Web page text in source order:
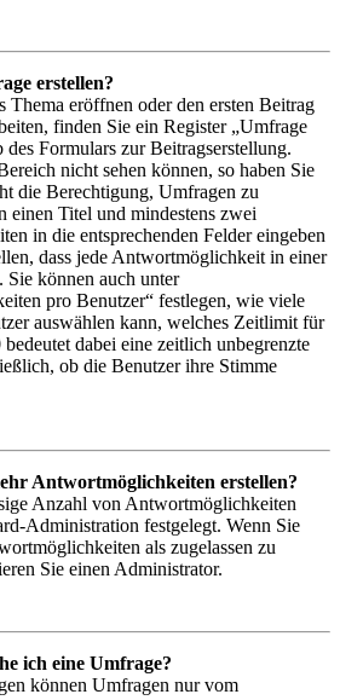
erstellen?
Thema eröffnen oder den ersten Beitrag
finden Sie ein Register „Umfrage
des Formulars zur Beitragserstellung.
nicht sehen können, so haben Sie
die Berechtigung, Umfragen zu
einen Titel und mindestens zwei
in die entsprechenden Felder eingeben
dass jede Antwortmöglichkeit in einer
Sie können auch unter
pro Benutzer“ festlegen, wie viele
auswählen kann, welches Zeitlimit für
dabei eine zeitlich unbegrenzte
ob die Benutzer ihre Stimme
Antwortmöglichkeiten erstellen?
Anzahl von Antwortmöglichkeiten
Administration festgelegt. Wenn Sie
als zugelassen zu
Sie einen Administrator.
ich eine Umfrage?
können Umfragen nur vom